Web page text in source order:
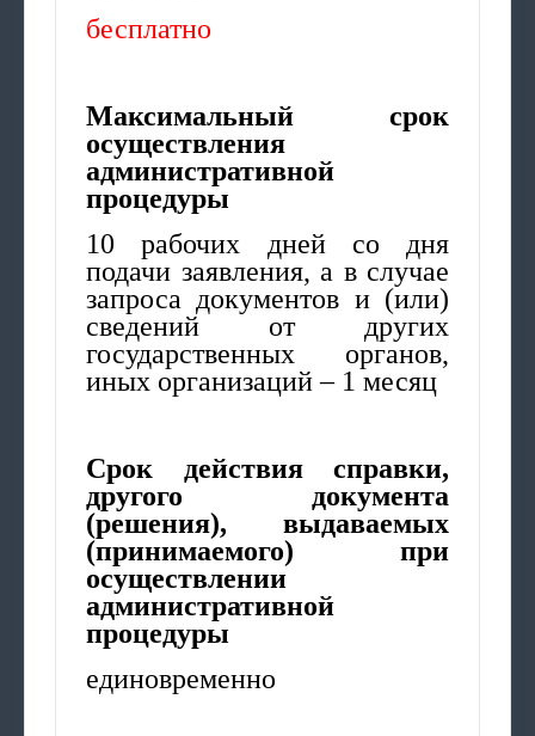
бесплатно
Максимальный срок
осуществления
административной
процедуры
10 рабочих дней со дня
подачи заявления, а в случае
запроса документов и (или)
сведений от других
государственных органов,
иных организаций – 1 месяц
Срок действия справки,
другого документа
(решения), выдаваемых
(принимаемого) при
осуществлении
административной
процедуры
единовременно